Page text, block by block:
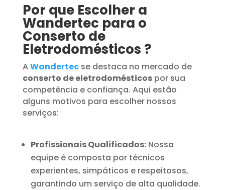
Por que Escolher a
Wandertec para o
Conserto de
Eletrodomésticos ?
AWandertecse destaca no mercado de
conserto de eletrodomésticospor sua
competência e confiança. Aqui estão
alguns motivos para escolher nossos
serviços:
Profissionais Qualificados:Nossa
equipe é composta por técnicos
experientes, simpáticos e respeitosos,
garantindo um serviço de alta qualidade.